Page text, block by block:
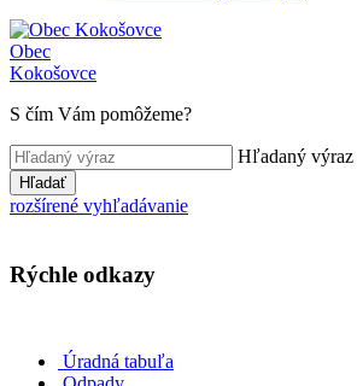
Obec
Kokošovce
S čím Vám pomôžeme?
Hľadaný výraz
Hľadať
rozšírené vyhľadávanie
Rýchle odkazy
Úradná tabuľa